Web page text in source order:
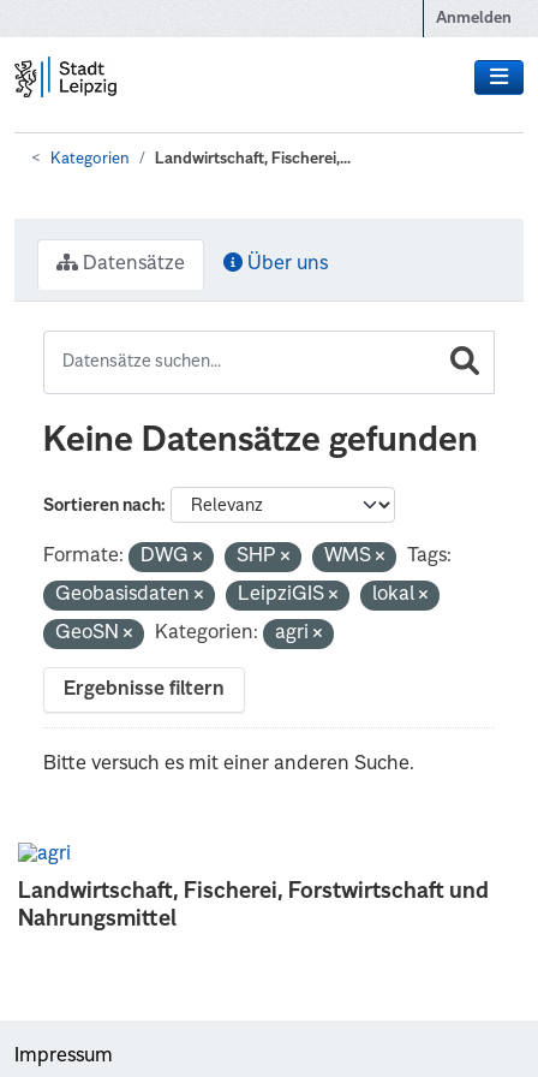
Anmelden
Kategorien Landwirtschaft, Fischerei,...
Landwirtschaft, Fischerei, Forstwirtschaft und
Nahrungsmittel
Datensätze Über uns
Keine Datensätze gefunden
Sortieren nach
Formate: DWG SHP WMS
Tags:
Geobasisdaten
LeipziGIS
lokal
GeoSN
Kategorien: agri
Ergebnisse filtern
Bitte versuch es mit einer anderen Suche.
Impressum